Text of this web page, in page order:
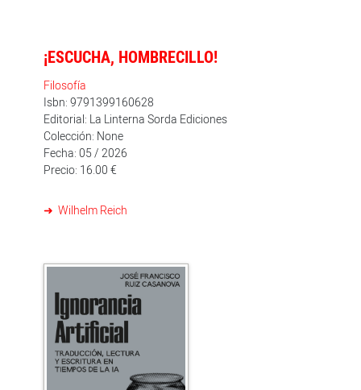
¡ESCUCHA, HOMBRECILLO!
Filosofía
Isbn: 9791399160628
Editorial: La Linterna Sorda Ediciones
Colección: None
Fecha: 05 / 2026
Precio: 16.00 €
Wilhelm Reich